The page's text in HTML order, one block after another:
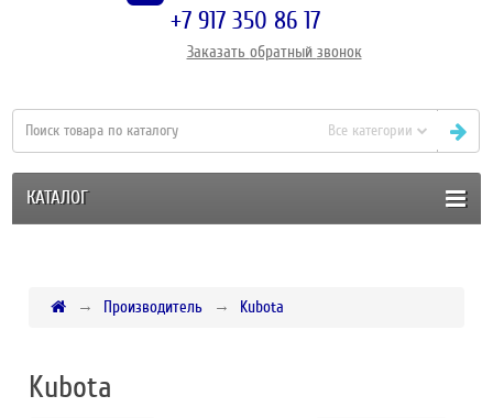
+7 917 350 86 17
Заказать обратный звонок
Все категории
КАТАЛОГ
Производитель Kubota
Kubota